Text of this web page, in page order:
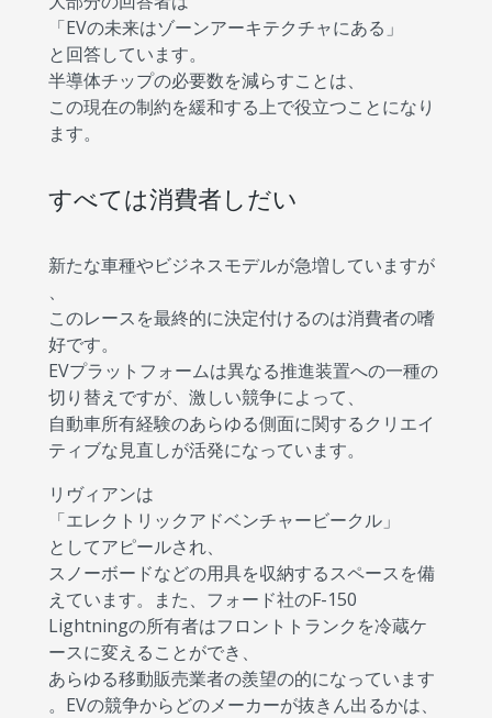
「EVの未来はゾーンアーキテクチャにある」
と回答しています。
半導体チップの必要数を減らすことは、
この現在の制約を緩和する上で役立つことになり
ます。
すべては消費者しだい
新たな車種やビジネスモデルが急増していますが
、
このレースを最終的に決定付けるのは消費者の嗜
好です。
EVプラットフォームは異なる推進装置への一種の
切り替えですが、激しい競争によって、
自動車所有経験のあらゆる側面に関するクリエイ
ティブな見直しが活発になっています。
リヴィアンは
「エレクトリックアドベンチャービークル」
としてアピールされ、
スノーボードなどの用具を収納するスペースを備
えています。また、フォード社のF-150
Lightningの所有者はフロントトランクを冷蔵ケ
ースに変えることができ、
あらゆる移動販売業者の羨望の的になっています
。EVの競争からどのメーカーが抜きん出るかは、